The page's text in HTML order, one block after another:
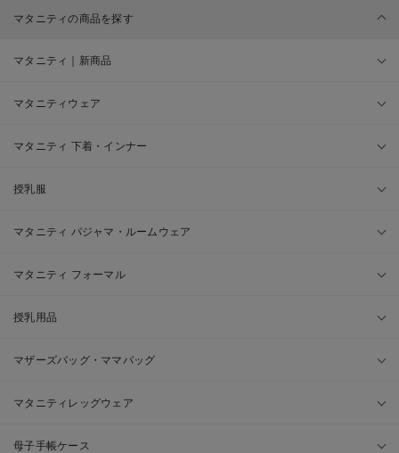
マタニティの商品を探す
マタニティ｜新商品
マタニティウェア
マタニティ 下着・インナー
授乳服
マタニティ パジャマ・ルームウェア
マタニティ フォーマル
授乳用品
マザーズバッグ・ママバッグ
マタニティレッグウェア
母子手帳ケース